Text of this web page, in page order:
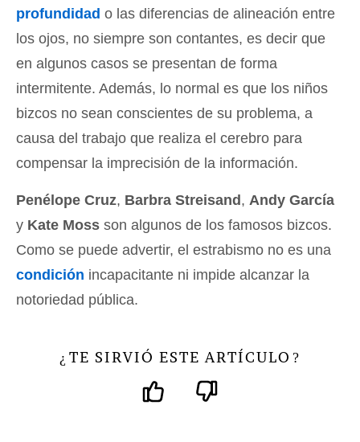
profundidad o las diferencias de alineación entre
los ojos, no siempre son contantes, es decir que
en algunos casos se presentan de forma
intermitente. Además, lo normal es que los niños
bizcos no sean conscientes de su problema, a
causa del trabajo que realiza el cerebro para
compensar la imprecisión de la información.
Penélope Cruz, Barbra Streisand , Andy García
y Kate Moss son algunos de los famosos bizcos.
Como se puede advertir, el estrabismo no es una
condición incapacitante ni impide alcanzar la
notoriedad pública.
¿ TE SIRVIÓ ESTE ARTÍCULO ?